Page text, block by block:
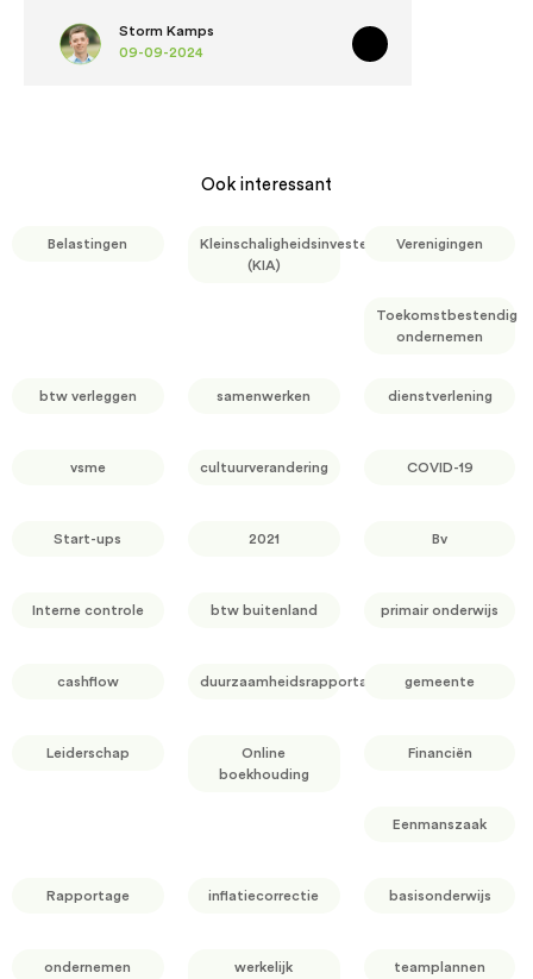
Storm Kamps
09-09-2024
Ook interessant
Belastingen
Kleinschaligheidsinvesteringsaftrek
(KIA)
Verenigingen
Toekomstbestendig
ondernemen
btw verleggen samenwerken dienstverlening
vsme cultuurverandering COVID-19
Start-ups 2021 Bv
Interne controle btw buitenland primair onderwijs
cashflow duurzaamheidsrapportage gemeente
Leiderschap
Online
boekhouding
Financiën
Eenmanszaak
Rapportage inflatiecorrectie basisonderwijs
ondernemen
werkelijk
teamplannen